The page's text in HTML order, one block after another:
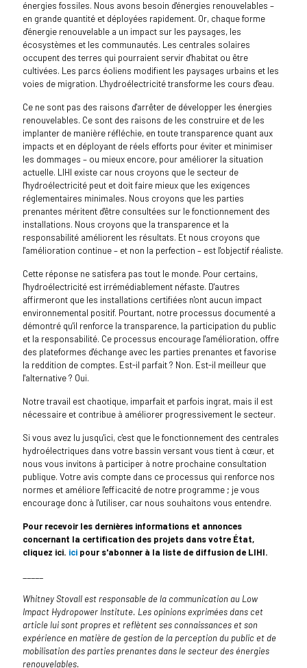
énergies fossiles. Nous avons besoin d'énergies renouvelables –
en grande quantité et déployées rapidement. Or, chaque forme
d'énergie renouvelable a un impact sur les paysages, les
écosystèmes et les communautés. Les centrales solaires
occupent des terres qui pourraient servir d'habitat ou être
cultivées. Les parcs éoliens modifient les paysages urbains et les
voies de migration. L'hydroélectricité transforme les cours d'eau.
Ce ne sont pas des raisons d'arrêter de développer les énergies
renouvelables. Ce sont des raisons de les construire et de les
implanter de manière réfléchie, en toute transparence quant aux
impacts et en déployant de réels efforts pour éviter et minimiser
les dommages – ou mieux encore, pour améliorer la situation
actuelle. LIHI existe car nous croyons que le secteur de
l'hydroélectricité peut et doit faire mieux que les exigences
réglementaires minimales. Nous croyons que les parties
prenantes méritent d'être consultées sur le fonctionnement des
installations. Nous croyons que la transparence et la
responsabilité améliorent les résultats. Et nous croyons que
l'amélioration continue – et non la perfection – est l'objectif réaliste.
Cette réponse ne satisfera pas tout le monde. Pour certains,
l'hydroélectricité est irrémédiablement néfaste. D'autres
affirmeront que les installations certifiées n'ont aucun impact
environnemental positif. Pourtant, notre processus documenté a
démontré qu'il renforce la transparence, la participation du public
et la responsabilité. Ce processus encourage l'amélioration, offre
des plateformes d'échange avec les parties prenantes et favorise
la reddition de comptes. Est-il parfait ? Non. Est-il meilleur que
l'alternative ? Oui.
Notre travail est chaotique, imparfait et parfois ingrat, mais il est
nécessaire et contribue à améliorer progressivement le secteur.
Si vous avez lu jusqu'ici, c'est que le fonctionnement des centrales
hydroélectriques dans votre bassin versant vous tient à cœur, et
nous vous invitons à participer à notre prochaine consultation
publique. Votre avis compte dans ce processus qui renforce nos
normes et améliore l'efficacité de notre programme ; je vous
encourage donc à l'utiliser, car nous souhaitons vous entendre.
Pour recevoir les dernières informations et annonces
concernant la certification des projets dans votre État,
cliquez ici. ici pour s'abonner à la liste de diffusion de LIHI.
Whitney Stovall est responsable de la communication au Low
Impact Hydropower Institute. Les opinions exprimées dans cet
article lui sont propres et reflètent ses connaissances et son
expérience en matière de gestion de la perception du public et de
mobilisation des parties prenantes dans le secteur des énergies
renouvelables.